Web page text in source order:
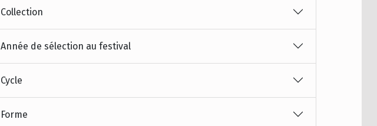
Collection
Année de sélection au festival
Cycle
Forme